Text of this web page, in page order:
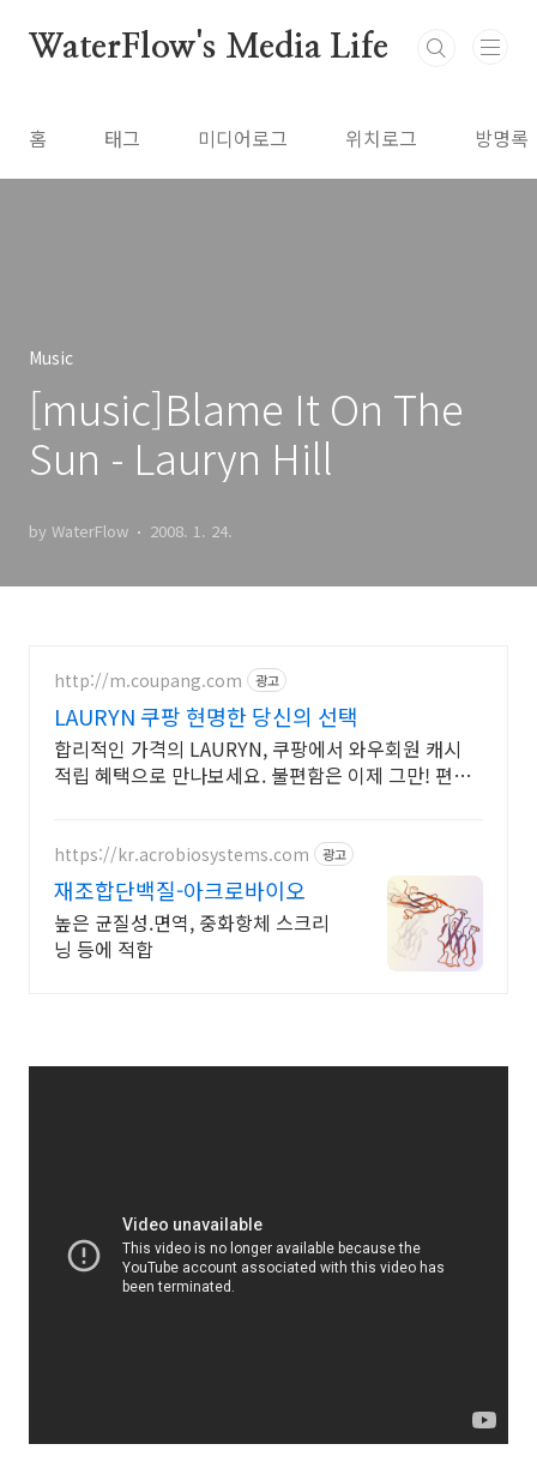
WaterFlow's Media Life
홈 태그 미디어로그 위치로그 방명록
Music
[music]Blame It On The
Sun - Lauryn Hill
by WaterFlow 2008. 1. 24.
http://m.coupang.com 광고
LAURYN 쿠팡 현명한 당신의 선택
합리적인 가격의 LAURYN, 쿠팡에서 와우회원 캐시
적립 혜택으로 만나보세요. 불편함은 이제 그만! 편안
https://kr.acrobiosystems.com 광고
재조합단백질-아크로바이오
높은 균질성.면역, 중화항체 스크리
닝 등에 적합